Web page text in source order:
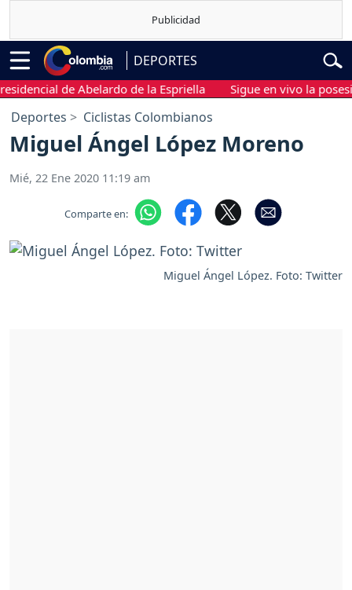
DEPORTES
de Abelardo de la Espriella Sigue en vivo la
Deportes Ciclistas Colombianos
Miguel Ángel López Moreno
Mié, 22 Ene 2020 11:19 am
Comparte en:
Miguel Ángel López. Foto: Twitter